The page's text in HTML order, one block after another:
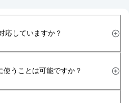
応していますか？
うことは可能ですか？